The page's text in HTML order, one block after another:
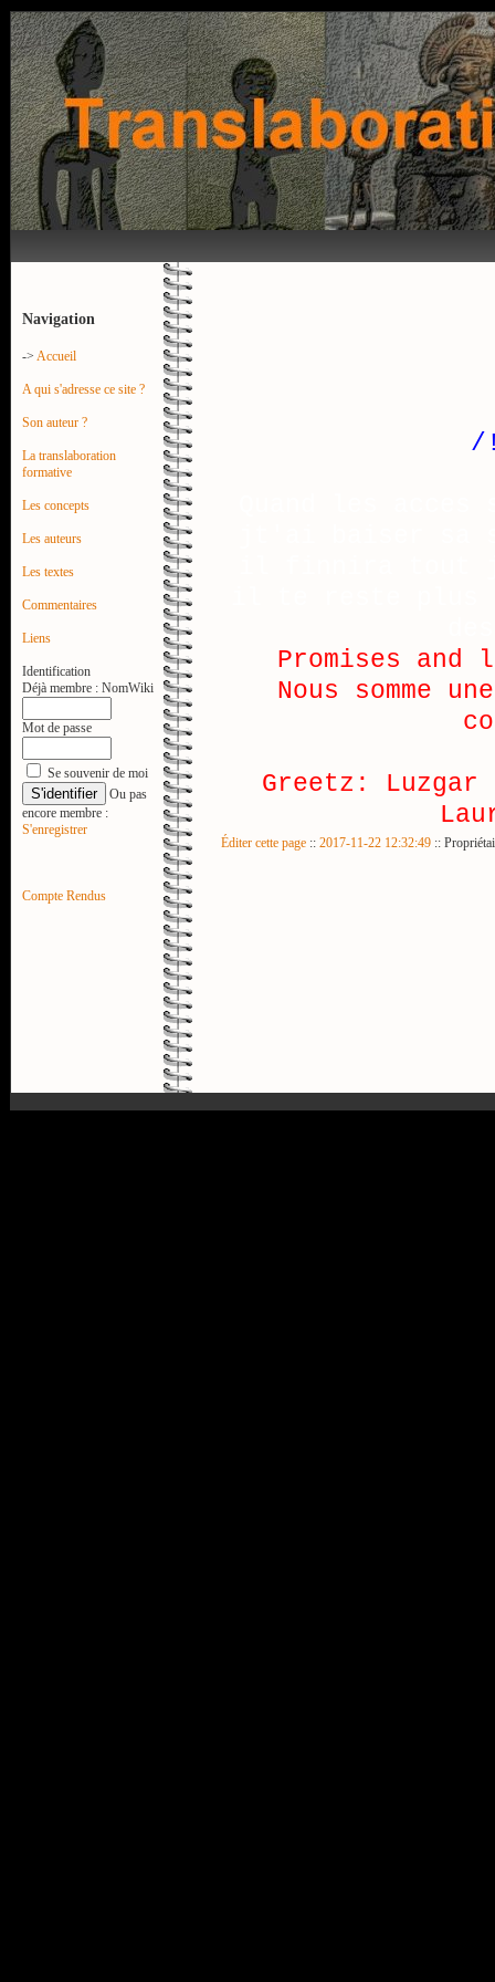
Navigation
-> Accueil
A qui s'adresse ce site ?
Son auteur ?
La translaboration
formative
Les concepts
Les auteurs
Les textes
Commentaires
Liens
Identification
Déjà membre : NomWiki
Mot de passe
Se souvenir de moi
Ou pas
encore membre :
S'enregistrer
Compte Rendus
/
Promises
Nous somme
Greetz:
Éditer cette page :: 2017-11-22 12:32:49 ::